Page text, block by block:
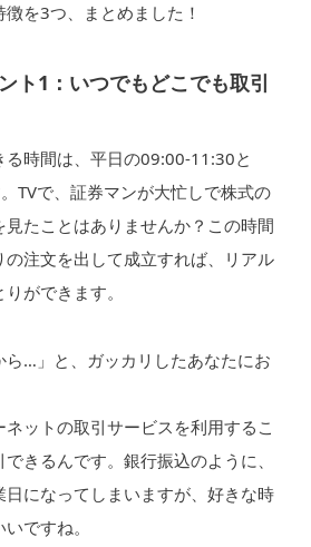
を3つ、まとめました！
ト1：いつでもどこでも取引
る時間は、平日の09:00-11:30と
TVで、証券マンが大忙しで株式の
たことはありませんか？この時間
注文を出して成立すれば、リアル
ができます。
ら…」と、ガッカリしたあなたにお
ットの取引サービスを利用するこ
きるんです。銀行振込のように、
日になってしまいますが、好きな時
ですね。